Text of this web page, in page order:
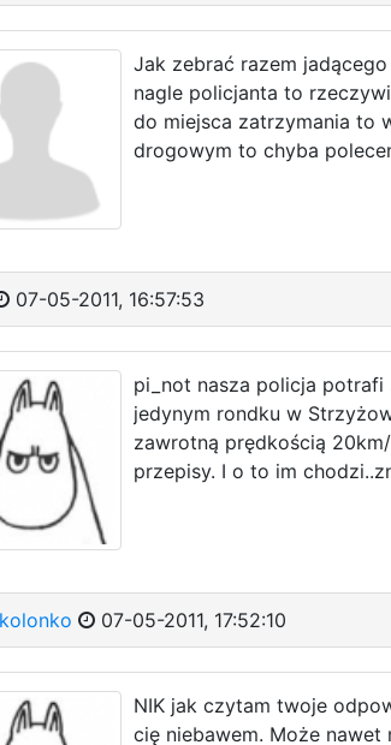
Jak zebrać razem
nagle policjanta to
do miejsca zatrzymania to
drogowym to chyba
07-05-2011, 16:57:53
pi_not nasza policja potrafi
jedynym rondku w
zawrotną prędkością
przepisy. I o to im
07-05-2011, 17:52:10
NIK jak czytam twoje
cię niebawem. Może